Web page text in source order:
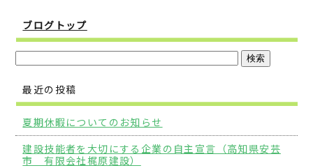
ブログトップ
最近の投稿
夏期休暇についてのお知らせ
建設技能者を大切にする企業の自主宣言（高知県安芸
市 有限会社梶原建設）